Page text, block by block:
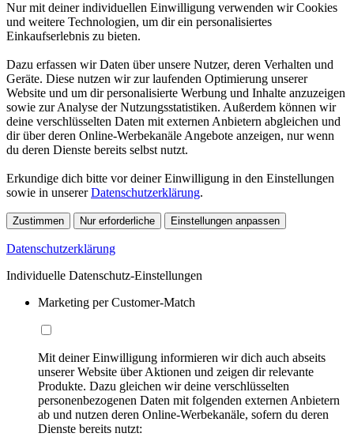
Nur mit deiner individuellen Einwilligung verwenden wir Cookies
und weitere Technologien, um dir ein personalisiertes
Einkaufserlebnis zu bieten.
Dazu erfassen wir Daten über unsere Nutzer, deren Verhalten und
Geräte. Diese nutzen wir zur laufenden Optimierung unserer
Website und um dir personalisierte Werbung und Inhalte anzuzeigen
sowie zur Analyse der Nutzungsstatistiken. Außerdem können wir
deine verschlüsselten Daten mit externen Anbietern abgleichen und
dir über deren Online-Werbekanäle Angebote anzeigen, nur wenn
du deren Dienste bereits selbst nutzt.
Erkundige dich bitte vor deiner Einwilligung in den Einstellungen
sowie in unsererDatenschutzerklärung.
Zustimmen Nur erforderliche Einstellungen anpassen
Datenschutzerklärung
Individuelle Datenschutz-Einstellungen
Marketing per Customer-Match
Mit deiner Einwilligung informieren wir dich auch abseits
unserer Website über Aktionen und zeigen dir relevante
Produkte. Dazu gleichen wir deine verschlüsselten
personenbezogenen Daten mit folgenden externen Anbietern
ab und nutzen deren Online-Werbekanäle, sofern du deren
Dienste bereits nutzt: